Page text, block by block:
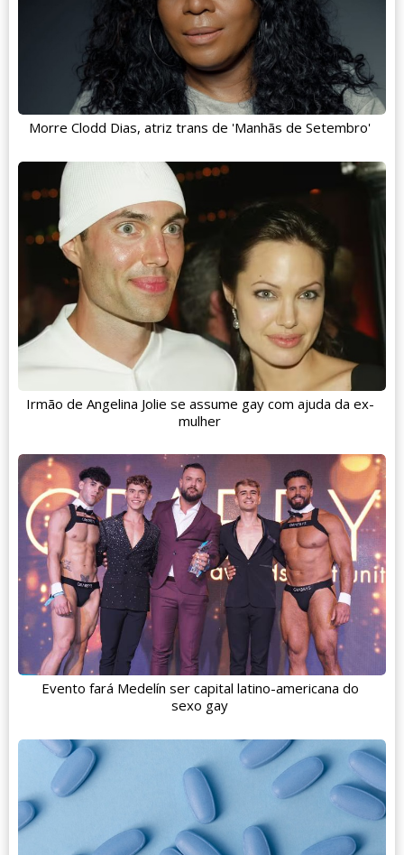
Morre Clodd Dias, atriz trans de 'Manhãs de Setembro'
Irmão de Angelina Jolie se assume gay com ajuda da ex-
mulher
Evento fará Medelín ser capital latino-americana do
sexo gay